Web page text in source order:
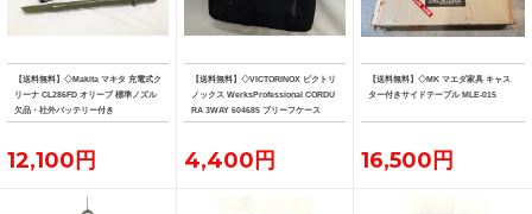
【送料無料】◇Makita マキタ 充電式ク
リーナ CL286FD オリーブ 標準ノズル
欠品・社外バッテリー付き
12,100円
【送料無料】◇VICTORINOX ビクトリ
ノックス WerksProfessional CORDU
RA 3WAY 604685 ブリーフケース
4,400円
【送料無料】◇MK マエダ家具 キャス
ター付きサイドテーブル MLE-015
16,500円